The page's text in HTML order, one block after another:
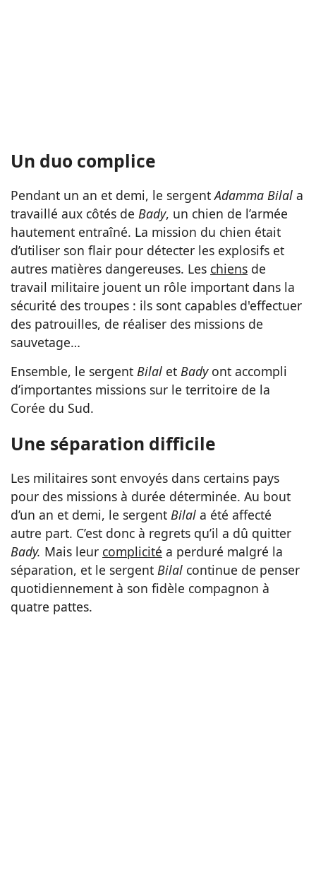
Un duo complice
Pendant un an et demi, le sergentAdamma Bilal a
travaillé aux côtés de Bady, un chien de l’armée
hautement entraîné. La mission du chien était
d’utiliser son flair pour détecter les explosifs et
autres matières dangereuses. Les chiens de
travail militaire jouent un rôle important dans la
sécurité des troupes : ils sont capables d'effectuer
des patrouilles, de réaliser des missions de
sauvetage…
Ensemble, le sergent Bilal et Badyont accompli
d’importantes missions sur le territoire de la
Corée du Sud.
Une séparation difficile
Les militaires sont envoyés dans certains pays
pour des missions à durée déterminée. Au bout
d’un an et demi, le sergent Bilal a été affecté
autre part. C’est donc à regrets qu’il a dû quitter
Bady. Mais leur complicité a perduré malgré la
séparation, et le sergent Bilal continue de penser
quotidiennement à son fidèle compagnon à
quatre pattes.